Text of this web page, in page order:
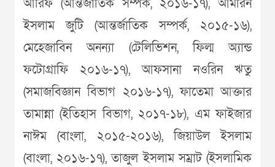
আরিফ (আন্তর্জাতিক সম্পর্ক, ২০১৬-১৭), আমরিন
ইসলাম জুটি (আন্তর্জাতিক সম্পর্ক, ২০১৫-১৬),
মেহেজাবিন অনন্যা (টেলিভিশন, ফিল্ম অ্যান্ড
ফটোগ্রাফি ২০১৬-১৭), আফসানা নওরিন ঋতু
(সমাজবিজ্ঞান বিভাগ ২০১৬-১৭), ফাতেমা আক্তার
তামান্না (ইতিহাস বিভাগ, ২০১৭-১৮), এম ফাইজার
নাঈম (বাংলা, ২০১৫-২০১৬), জিয়াউল ইসলাম
(বাংলা, ২০১৬-১৭), তাজুল ইসলাম সম্রাট (ইসলামিক